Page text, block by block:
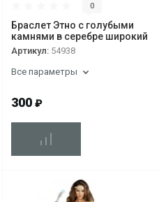
0
Браслет Этно с голубыми
камнями в серебре широкий
Артикул: 54938
Все параметры
300 ₽